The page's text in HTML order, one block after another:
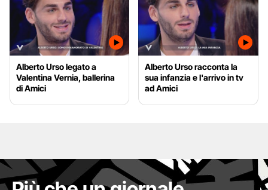
Alberto Urso legato a
Valentina Vernia, ballerina
di Amici
Alberto Urso racconta la
sua infanzia e l'arrivo in tv
ad Amici